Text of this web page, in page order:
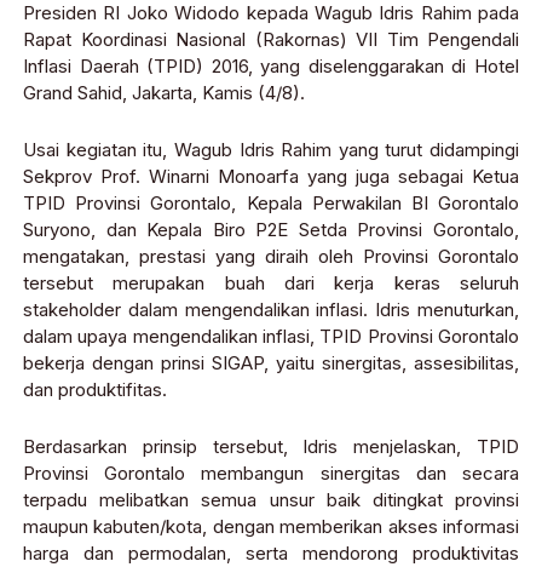
Presiden RI Joko Widodo kepada Wagub Idris Rahim pada
Rapat Koordinasi Nasional (Rakornas) VII Tim Pengendali
Inflasi Daerah (TPID) 2016, yang diselenggarakan di Hotel
Grand Sahid, Jakarta, Kamis (4/8).
Usai kegiatan itu, Wagub Idris Rahim yang turut didampingi
Sekprov Prof. Winarni Monoarfa yang juga sebagai Ketua
TPID Provinsi Gorontalo, Kepala Perwakilan BI Gorontalo
Suryono, dan Kepala Biro P2E Setda Provinsi Gorontalo,
mengatakan, prestasi yang diraih oleh Provinsi Gorontalo
tersebut merupakan buah dari kerja keras seluruh
stakeholder dalam mengendalikan inflasi. Idris menuturkan,
dalam upaya mengendalikan inflasi, TPID Provinsi Gorontalo
bekerja dengan prinsi SIGAP, yaitu sinergitas, assesibilitas,
dan produktifitas.
Berdasarkan prinsip tersebut, Idris menjelaskan, TPID
Provinsi Gorontalo membangun sinergitas dan secara
terpadu melibatkan semua unsur baik ditingkat provinsi
maupun kabuten/kota, dengan memberikan akses informasi
harga dan permodalan, serta mendorong produktivitas